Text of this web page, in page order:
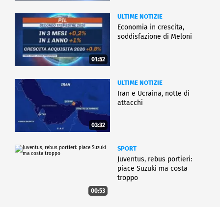
01:52
ULTIME NOTIZIE
Economia in crescita,
soddisfazione di Meloni
03:32
ULTIME NOTIZIE
Iran e Ucraina, notte di
attacchi
00:53
SPORT
Juventus, rebus portieri:
piace Suzuki ma costa
troppo